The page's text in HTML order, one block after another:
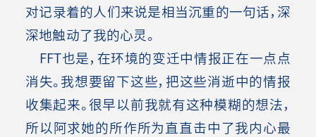
对记录着的人们来说是相当沉重的一句话，深
深地触动了我的心灵。
FFT也是，在环境的变迁中情报正在一点点
消失。我想要留下这些，把这些消逝中的情报
收集起来。很早以前我就有这种模糊的想法，
所以阿求她的所作所为直直击中了我内心最